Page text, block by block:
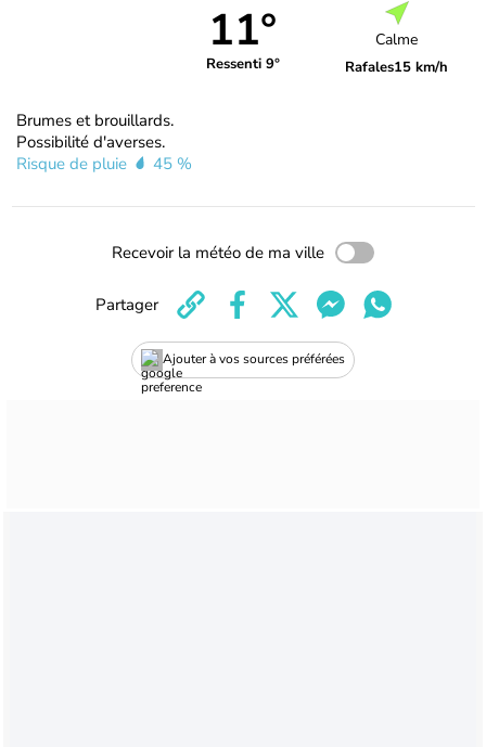
11°
Ressenti 9°
Calme
Rafales15 km/h
Brumes et brouillards.
Possibilité d'averses.
Risque de pluie
45 %
Recevoir la météo de ma ville
Ajouter à vos sources préférées
Partager